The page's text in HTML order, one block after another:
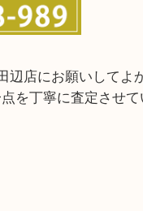
談ください。
という方はお気軽